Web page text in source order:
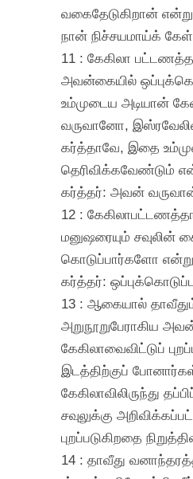
வகைதேடுகிறான் என்று
நான் நிச்சயமாய்க்
11 : கேகிலா
அவன்கையில்
உம்முடைய அடியான்
வருவானோ,
கர்த்தாவே, இதை
தெரிவிக்கவேண்டும்
கர்த்தர்: அவன்
12 :
மனுஷரையும் சவுலின்
கொடுப்பார்களோ என்று
கர்த்தர்:
13 : ஆகையால்
அறுநூறுபேராகிய
கேகிலாவைவிட்டுப்
இடத்திற்குப்
கேகிலாவிலிருந்து
சவுலுக்கு
புறப்படுகிறதை
14 : தாவீது